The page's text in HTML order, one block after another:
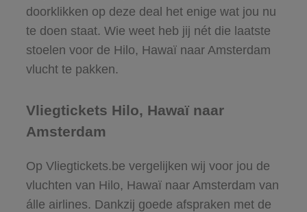
doorklikken op deze deal het enige wat jou nu
te doen staat. Wie weet heb jij nét die laatste
stoelen voor de Hilo, Hawaï naar Amsterdam
vlucht te pakken.
Vliegtickets Hilo, Hawaï naar
Amsterdam
Op Vliegtickets.be vergelijken wij voor jou de
vluchten van Hilo, Hawaï naar Amsterdam van
álle airlines. Dankzij goede afspraken met de